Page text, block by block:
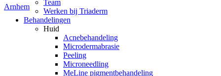
Team
Werken bij Triaderm
Behandelingen
Huid
Acnebehandeling
Microdermabrasie
Peeling
Microneedling
MeLine pigmentbehandeling